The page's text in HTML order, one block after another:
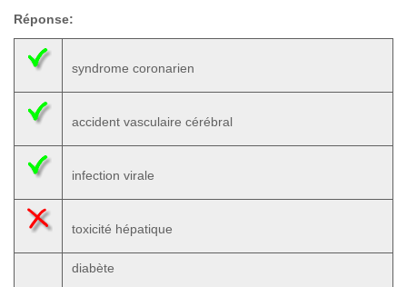
Réponse:
syndrome coronarien
accident vasculaire cérébral
infection virale
toxicité hépatique
diabète